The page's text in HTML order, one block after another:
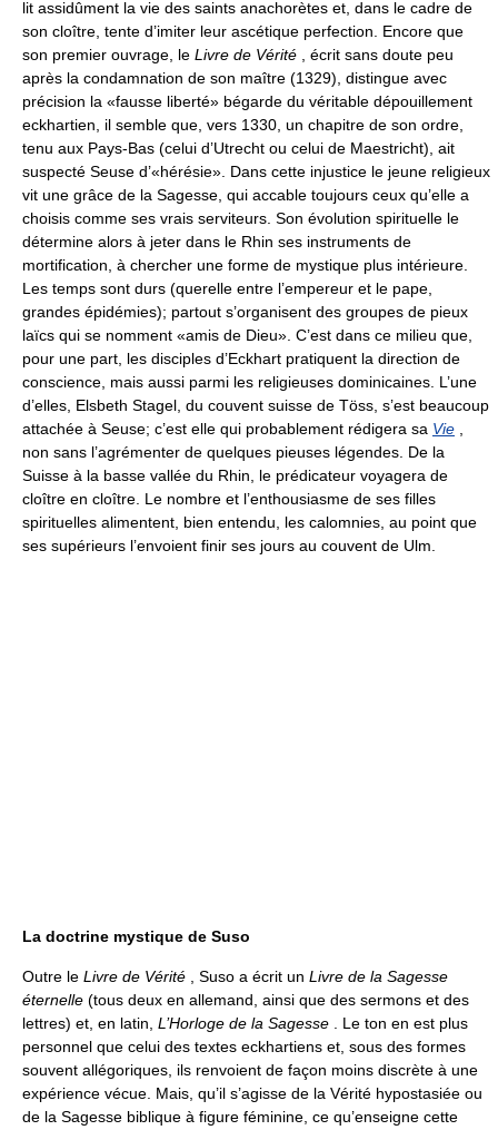
lit assidûment la vie des saints anachorètes et, dans le cadre de
son cloître, tente d’imiter leur ascétique perfection. Encore que
son premier ouvrage, le Livre de Vérité , écrit sans doute peu
après la condamnation de son maître (1329), distingue avec
précision la «fausse liberté» bégarde du véritable dépouillement
eckhartien, il semble que, vers 1330, un chapitre de son ordre,
tenu aux Pays-Bas (celui d’Utrecht ou celui de Maestricht), ait
suspecté Seuse d’«hérésie». Dans cette injustice le jeune religieux
vit une grâce de la Sagesse, qui accable toujours ceux qu’elle a
choisis comme ses vrais serviteurs. Son évolution spirituelle le
détermine alors à jeter dans le Rhin ses instruments de
mortification, à chercher une forme de mystique plus intérieure.
Les temps sont durs (querelle entre l’empereur et le pape,
grandes épidémies); partout s’organisent des groupes de pieux
laïcs qui se nomment «amis de Dieu». C’est dans ce milieu que,
pour une part, les disciples d’Eckhart pratiquent la direction de
conscience, mais aussi parmi les religieuses dominicaines. L’une
d’elles, Elsbeth Stagel, du couvent suisse de Töss, s’est beaucoup
attachée à Seuse; c’est elle qui probablement rédigera sa Vie
non sans l’agrémenter de quelques pieuses légendes. De la
Suisse à la basse vallée du Rhin, le prédicateur voyagera de
cloître en cloître. Le nombre et l’enthousiasme de ses filles
spirituelles alimentent, bien entendu, les calomnies, au point que
ses supérieurs l’envoient finir ses jours au couvent de Ulm.
La doctrine mystique de Suso
Outre le Livre de Vérité , Suso a écrit un Livre de la Sagesse
éternelle (tous deux en allemand, ainsi que des sermons et des
lettres) et, en latin, L’Horloge de la Sagesse . Le ton en est plus
personnel que celui des textes eckhartiens et, sous des formes
souvent allégoriques, ils renvoient de façon moins discrète à une
expérience vécue. Mais, qu’il s’agisse de la Vérité hypostasiée ou
de la Sagesse biblique à figure féminine, ce qu’enseigne cette